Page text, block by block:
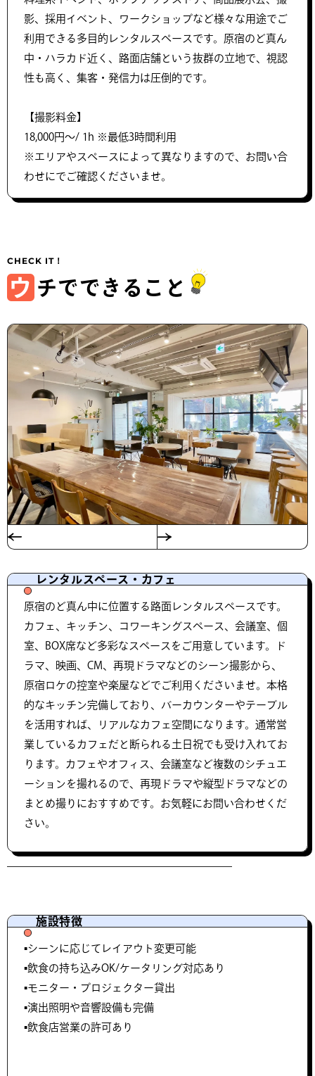
影、採用イベント、ワークショップなど様々な用途でご
利用できる多目的レンタルスペースです。原宿のど真ん
中・ハラカド近く、路面店舗という抜群の立地で、視認
性も高く、集客・発信力は圧倒的です。
【撮影料金】
18,000円〜/ 1h ※最低3時間利用
※エリアやスペースによって異なりますので、お問い合
わせにでご確認くださいませ。
ウ チでできること
レンタルスペース・カフェ
原宿のど真ん中に位置する路面レンタルスペースです。
カフェ、キッチン、コワーキングスペース、会議室、個
室、BOX席など多彩なスペースをご用意しています。ド
ラマ、映画、CM、再現ドラマなどのシーン撮影から、
原宿ロケの控室や楽屋などでご利用くださいませ。本格
的なキッチン完備しており、バーカウンターやテーブル
を活用すれば、リアルなカフェ空間になります。通常営
業しているカフェだと断られる土日祝でも受け入れてお
ります。カフェやオフィス、会議室など複数のシチュエ
ーションを撮れるので、再現ドラマや縦型ドラマなどの
まとめ撮りにおすすめです。お気軽にお問い合わせくだ
さい。
施設特徴
▪️シーンに応じてレイアウト変更可能
▪️飲食の持ち込みOK/ケータリング対応あり
▪️モニター・プロジェクター貸出
▪️演出照明や音響設備も完備
▪️飲食店営業の許可あり